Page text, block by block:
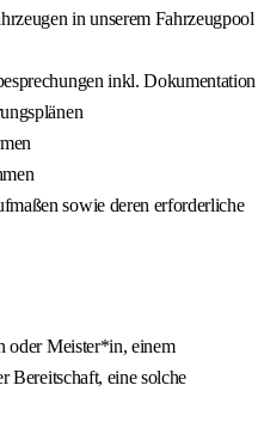
in unserem Fahrzeugpool
inkl. Dokumentation
sowie deren erforderliche
oder Meister*in, einem
Bereitschaft, eine solche